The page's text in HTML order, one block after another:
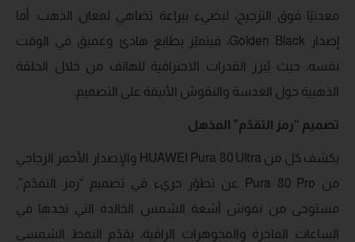
معدنيًا فوق التزجيج، ليضيء ببراعة تضاهي لمعان الذهب. أما
إصدار Golden Black، فيتميّز بطابع هادئ وعميق في الوقت
نفسه، حيث يُبرز القدرات الاحترافية للهاتف من خلال الحلقة
الذهبية حول العدسة والنقوش الأنيقة على التصميم.
تصميم “رمز التقدّم” المذهل
يكشف كل من HUAWEI Pura 80 Ultra والإصدار الأحمر الزجاجي
من Pura 80 Pro عن تطوّر جريء في تصميم “رمز التقدّم”.
مستوحى من نقوش أشعة الشمس الخالدة التي نجدها في
الساعات الفاخرة والمجوهرات الراقية، يقدّم النمط الشمسي